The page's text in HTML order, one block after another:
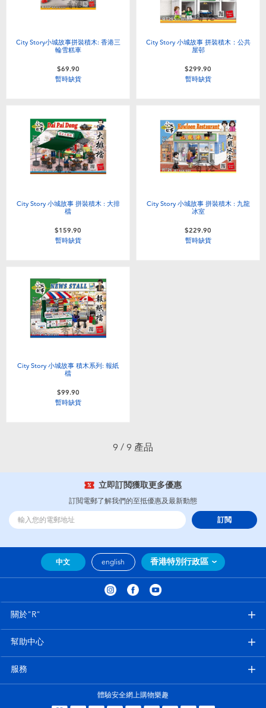
人氣角色
City Story小城故事拼裝積木: 香港三
輪雪糕車
$69.90
暫時缺貨
City Story 小城故事 拼裝積木：公共
屋邨
$299.90
暫時缺貨
City Story 小城故事 拼裝積木 : 大排
檔
$159.90
暫時缺貨
City Story 小城故事 拼裝積木 : 九龍
冰室
$229.90
暫時缺貨
City Story 小城故事 積木系列: 報紙
檔
$99.90
暫時缺貨
9 / 9 產品
立即訂閲獲取更多優惠
訂閲電郵了解我們的至抵優惠及最新動態
訂閲
中文 english 香港特別行政區
關於"R"
幫助中心
服務
體驗安全網上購物樂趣